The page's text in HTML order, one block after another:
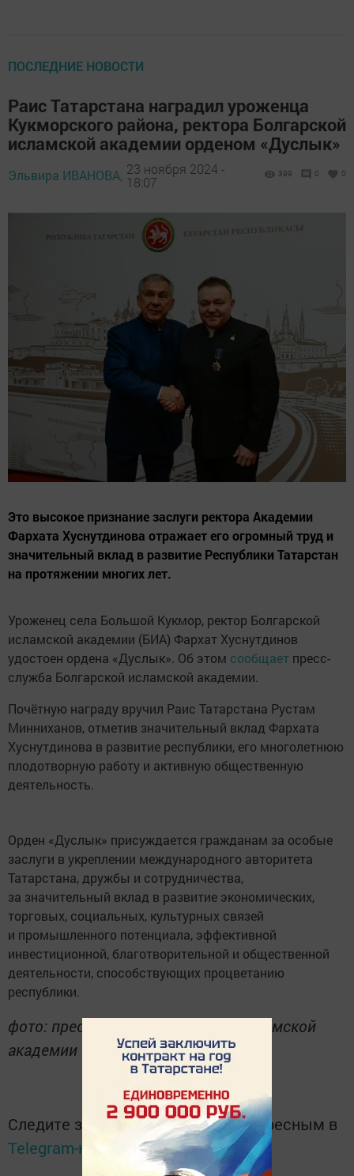
ПОСЛЕДНИЕ НОВОСТИ
Раис Татарстана наградил уроженца
Кукморского района, ректора Болгарской
исламской академии орденом «Дуслык»
Эльвира ИВАНОВА, 23 ноября 2024 -
18:07
399 0 0
Это высокое признание заслуги ректора Академии
Фархата Хуснутдинова отражает его огромный труд и
значительный вклад в развитие Республики Татарстан
на протяжении многих лет.
Уроженец села Большой Кукмор, ректор Болгарской
исламской академии (БИА) Фархат Хуснутдинов
удостоен ордена «Дуслык». Об этом сообщает пресс-
служба Болгарской исламской академии.
Почётную награду вручил Раис Татарстана Рустам
Минниханов, отметив значительный вклад Фархата
Хуснутдинова в развитие республики, его многолетнюю
плодотворную работу и активную общественную
деятельность.
Орден «Дуслык» присуждается гражданам за особые
заслуги в укреплении международного авторитета
Татарстана, дружбы и сотрудничества,
за значительный вклад в развитие экономических,
торговых, социальных, культурных связей
и промышленного потенциала, эффективной
инвестиционной, благотворительной и общественной
деятельности, способствующих процветанию
республики.
фото: пресс-служба Болгарской исламской
академии
Следите за самым важным и интересным в
Telegram-канале
Татмедиа